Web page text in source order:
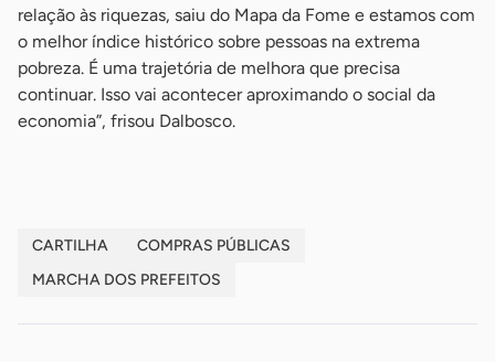
relação às riquezas, saiu do Mapa da Fome e estamos com
o melhor índice histórico sobre pessoas na extrema
pobreza. É uma trajetória de melhora que precisa
continuar. Isso vai acontecer aproximando o social da
economia”, frisou Dalbosco.
CARTILHA
COMPRAS PÚBLICAS
MARCHA DOS PREFEITOS